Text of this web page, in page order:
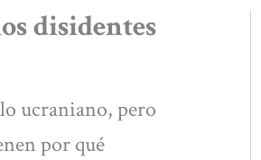
disidentes
ucraniano, pero
por qué